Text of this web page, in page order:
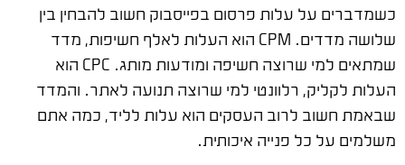
כשמדברים על עלות פרסום בפייסבוק חשוב להבחין בין
שלושה מדדים. CPM הוא העלות לאלף חשיפות, מדד
שמתאים למי שרוצה חשיפה ומודעות מותג. CPC הוא
העלות לקליק, רלוונטי למי שרוצה תנועה לאתר. והמדד
שבאמת חשוב לרוב העסקים הוא עלות לליד, כמה אתם
משלמים על כל פנייה איכותית.